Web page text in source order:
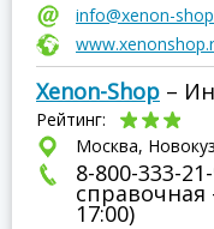
info@xenon-
Xenon-Shop –
Рейтинг:
Москва,
8-800-333-
справочная
17:00)